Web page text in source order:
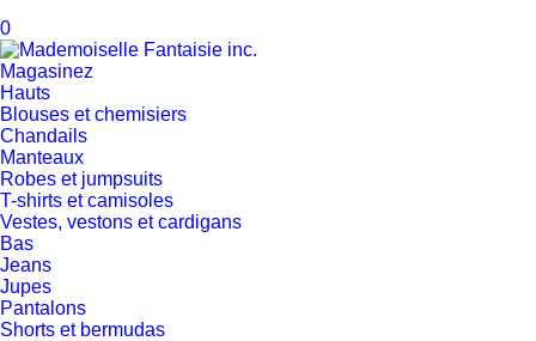
0
Magasinez
Hauts
Blouses et chemisiers
Chandails
Manteaux
Robes et jumpsuits
T-shirts et camisoles
Vestes, vestons et cardigans
Bas
Jeans
Jupes
Pantalons
Shorts et bermudas